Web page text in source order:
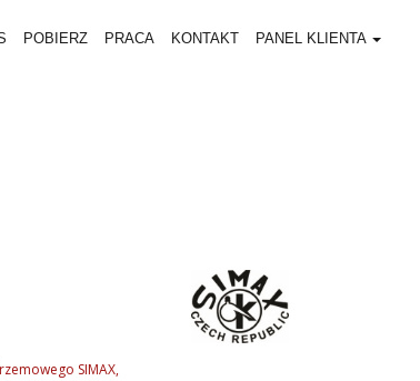
POBIERZ PRACA KONTAKT PANEL KLIENTA
SIMAX,